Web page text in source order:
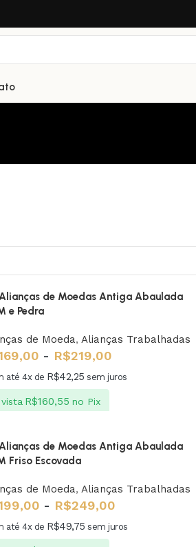
de Moedas Antiga Abaulada
e Pedra
de Moeda, Alianças Trabalhadas
- R$219,00
até 4x de R$42,25 sem juros
vista R$160,55 no Pix
de Moedas Antiga Abaulada
Friso Escovada
de Moeda, Alianças Trabalhadas
- R$249,00
até 4x de R$49,75 sem juros